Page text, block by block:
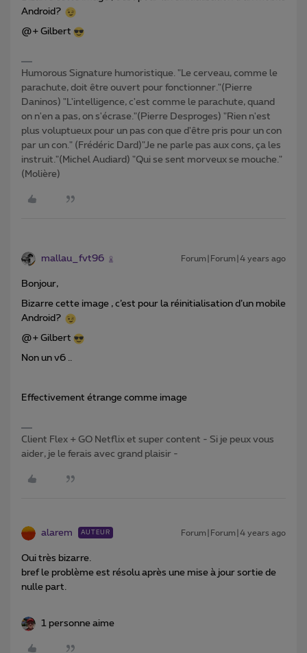
Android?
@+ Gilbert
Humorous Signature humoristique. "Le cerveau, comme le
parachute, doit être ouvert pour fonctionner."(Pierre
Daninos) "L'intelligence, c'est comme le parachute, quand
on n'en a pas, on s'écrase."(Pierre Desproges) "Rien n'est
plus voluptueux pour un pas con que d'être pris pour un con
par un con." (Frédéric Dard)"Je ne parle pas aux cons, ça les
instruit."(Michel Audiard) "Qui se sent morveux se mouche."
(Molière)
mallau_fvt96 Forum|Forum|4 years ago
Bonjour,
Bizarre cette image , c’est pour la réinitialisation d’un mobile
Android?
@+ Gilbert
Non un v6 ..
Effectivement étrange comme image
Client Flex + GO Netflix et super content - Si je peux vous
aider, je le ferais avec grand plaisir -
alarem AUTEUR Forum|Forum|4 years ago
Oui très bizarre.
bref le problème est résolu après une mise à jour sortie de
nulle part.
1 personne aime